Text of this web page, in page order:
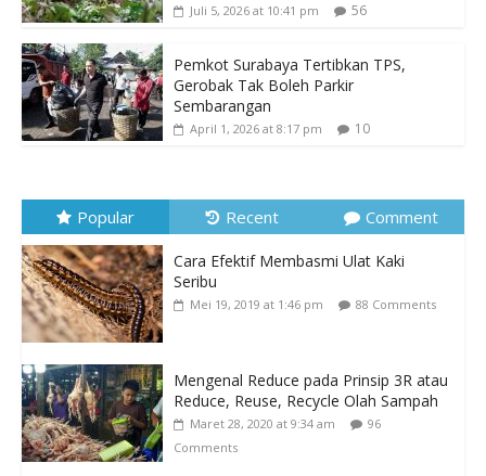
Juli 5, 2026 at 10:41 pm 56
Pemkot Surabaya Tertibkan TPS,
Gerobak Tak Boleh Parkir
Sembarangan
April 1, 2026 at 8:17 pm 10
Popular Recent Comment
Cara Efektif Membasmi Ulat Kaki
Seribu
Mei 19, 2019 at 1:46 pm 88 Comments
Mengenal Reduce pada Prinsip 3R atau
Reduce, Reuse, Recycle Olah Sampah
Maret 28, 2020 at 9:34 am
96
Comments